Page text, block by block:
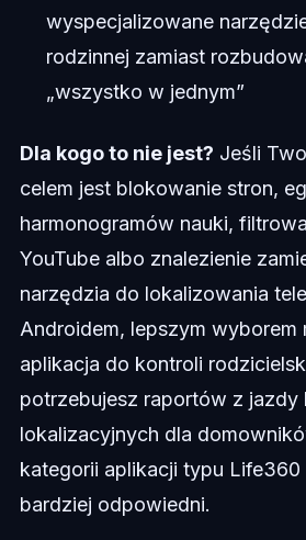
wyspecjalizowane
rodzinnej zamiast
„wszystko w jednym”
Dla kogo to nie jest? Jeśli
celem jest blokowanie stron,
harmonogramów nauki,
YouTube albo znalezienie
narzędzia do lokalizowania
Androidem, lepszym wyborem
aplikacja do kontroli
potrzebujesz raportów z jazdy
lokalizacyjnych dla
kategorii aplikacji typu
bardziej odpowiedni.